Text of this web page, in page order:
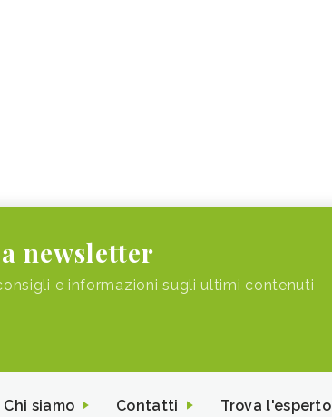
newsletter
e informazioni sugli ultimi contenuti
Chi siamo Contatti Trova l'esperto